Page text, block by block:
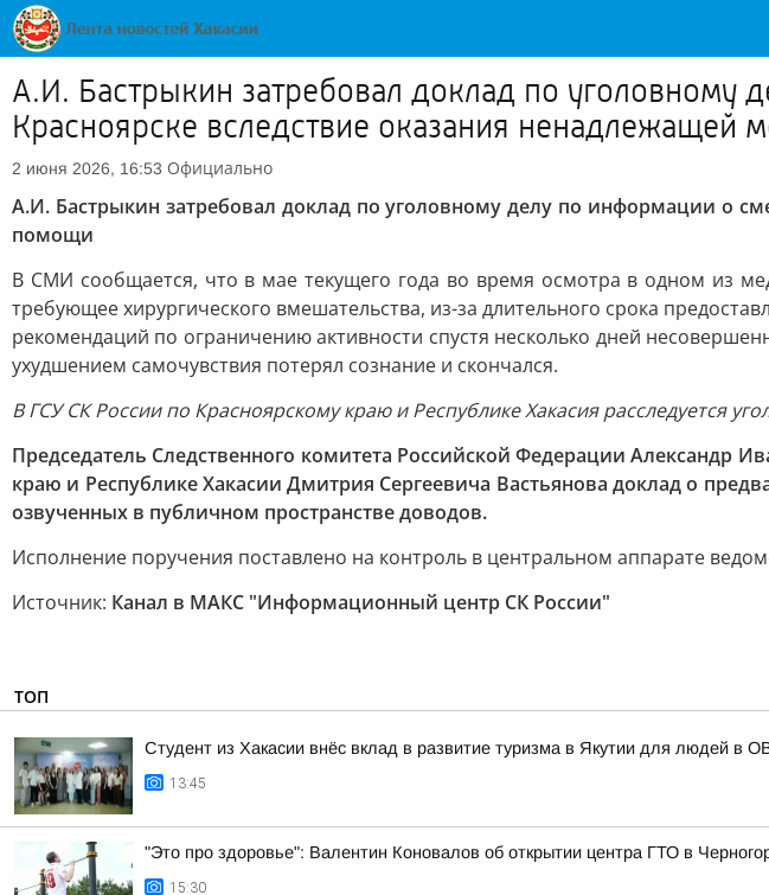
А.И. Бастрыкин затребовал доклад по уголовному
Красноярске вследствие оказания ненадлежащей
2 июня 2026, 16:53 Официально
А.И. Бастрыкин затребовал доклад по уголовному делу по информации о
помощи
В СМИ сообщается, что в мае текущего года во время осмотра в одном из
требующее хирургического вмешательства, из-за длительного срока
рекомендаций по ограничению активности спустя несколько дней
ухудшением самочувствия потерял сознание и скончался.
В ГСУ СК России по Красноярскому краю и Республике Хакасия расследуется
Председатель Следственного комитета Российской Федерации Александр
краю и Республике Хакасии Дмитрия Сергеевича Вастьянова доклад о
озвученных в публичном пространстве доводов.
Исполнение поручения поставлено на контроль в центральном аппарате
Источник: Канал в МАКС "Информационный центр СК России"
ТОП
Студент из Хакасии внёс вклад в развитие туризма в Якутии для людей в
13:45
"Это про здоровье": Валентин Коновалов об открытии центра ГТО в
15:30